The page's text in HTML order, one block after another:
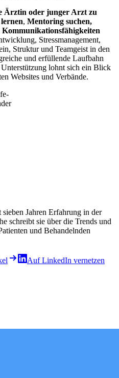
Ärztin oder junger Arzt zu
, Mentoring suchen,
Stressmanagement,
Struktur und Teamgeist in den
und erfüllende Laufbahn
lohnt sich ein Blick
Websites und Verbände.
Jahren Erfahrung in der
schreibt sie über die Trends und
und Behandelnden
Auf LinkedIn vernetzen